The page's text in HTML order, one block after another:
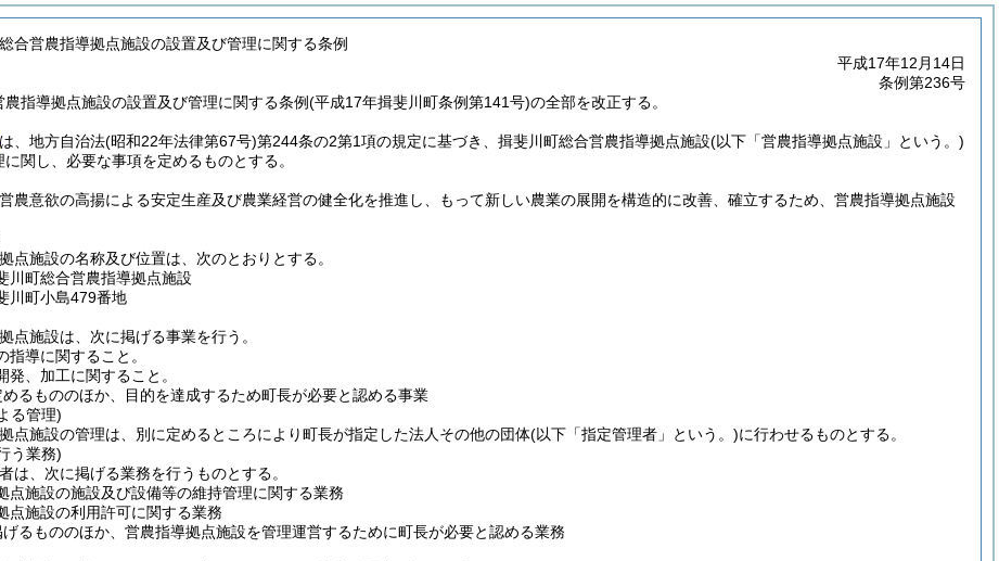
合営農指導拠点施設の設置及び管理に関する条例
平成17年12月14日
条例第236号
指導拠点施設の設置及び管理に関する条例(平成17年揖斐川町条例第141号)の全部を改正する。
は、地方自治法(昭和22年法律第67号)第244条の2第1項の規定に基づき、揖斐川町総合営農指導拠点施設(以下「営農指導拠点施設」という。)
関し、必要な事項を定めるものとする。
農意欲の高揚による安定生産及び農業経営の健全化を推進し、もって新しい農業の展開を構造的に改善、確立するため、営農指導拠点施設
点施設の名称及び位置は、次のとおりとする。
町総合営農指導拠点施設
町小島479番地
点施設は、次に掲げる事業を行う。
指導に関すること。
発、加工に関すること。
めるもののほか、目的を達成するため町長が必要と認める事業
る管理)
点施設の管理は、別に定めるところにより町長が指定した法人その他の団体(以下「指定管理者」という。)に行わせるものとする。
う業務)
は、次に掲げる業務を行うものとする。
点施設の施設及び設備等の維持管理に関する業務
点施設の利用許可に関する業務
げるもののほか、営農指導拠点施設を管理運営するために町長が必要と認める業務